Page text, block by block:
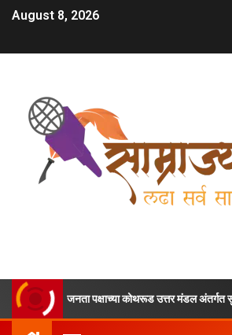
August 8, 2026
कोथरूड उत्तर मंडल अंतर्गत सुस-म्हाळुंगे प्रभागाध्यक्ष